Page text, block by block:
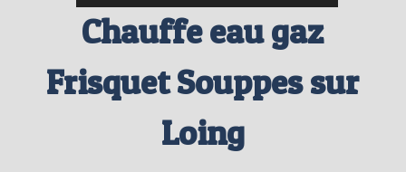
Chauffe eau gaz
Frisquet Souppes sur
Loing